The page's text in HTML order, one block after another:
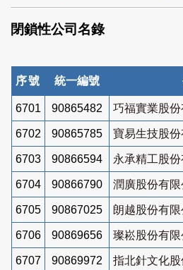
索
閉鎖性公司名錄
序號 統一編號
6701 90865482 巧福實業股份
6702 90865785 寶易生技股份
6703 90866594 永承精工股份
6704 90866790 潤廣股份有限
6705 90867025 朗越股份有限
6706 90869656 璨崧股份有限
6707 90869972 指北針文化股